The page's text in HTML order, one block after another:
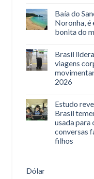
Baía do
Noronha, é
bonita do
Brasil
viagens
2026
Estudo
Brasil
usada para
conversas
filhos
Dólar